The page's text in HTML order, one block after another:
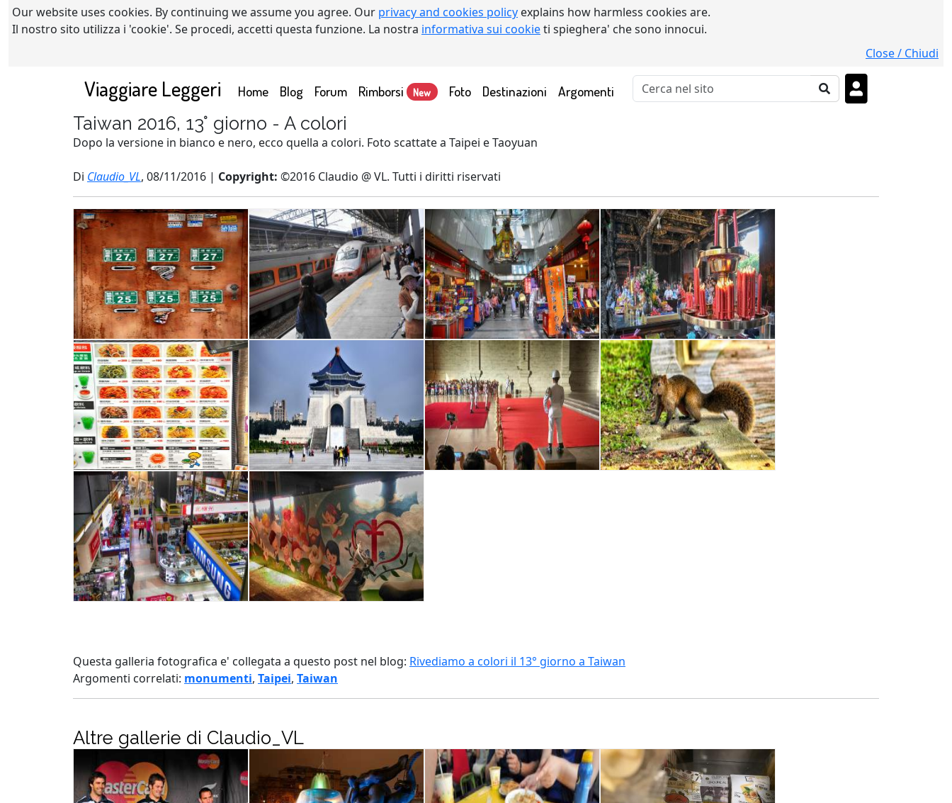
Our website uses cookies. By continuing we assume you agree. Our privacy and cookies policy explains how harmless cookies are.
Il nostro sito utilizza i 'cookie'. Se procedi, accetti questa funzione. La nostra informativa sui cookieti spieghera' che sono innocui.
Close / Chiudi
Viaggiare Leggeri Home(current)
Blog Forum Rimborsi New Foto Destinazioni Argomenti
Taiwan 2016, 13° giorno - A colori
Dopo la versione in bianco e nero, ecco quella a colori. Foto scattate a Taipei e Taoyuan
Di Claudio_VL, 08/11/2016 | Copyright: ©2016 Claudio @ VL. Tutti i diritti riservati
Questa galleria fotografica e' collegata a questo post nel blog: Rivediamo a colori il 13° giorno a Taiwan
Argomenti correlati: monumenti, Taipei, Taiwan
Altre gallerie di Claudio_VL